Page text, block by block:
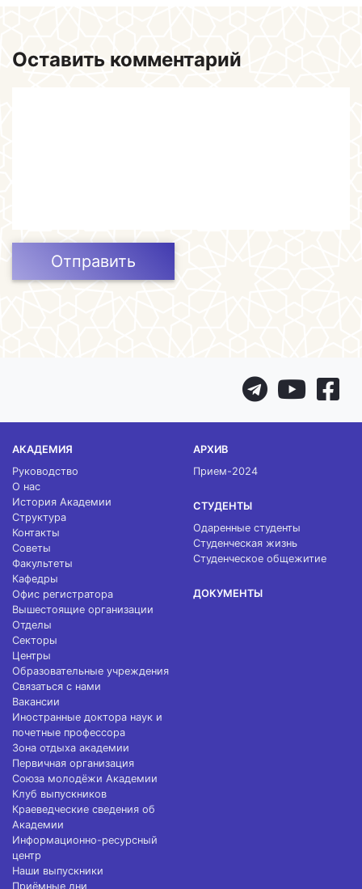
Оставить комментарий
Отправить
АКАДЕМИЯ
Руководство
О нас
История Академии
Структура
Контакты
Советы
Факультеты
Кафедры
Офис регистратора
Вышестоящие организации
Отделы
Секторы
Центры
Образовательные учреждения
Связаться с нами
Вакансии
Иностранные доктора наук и
почетные профессора
Зона отдыха академии
Первичная организация
Союза молодёжи Академии
Клуб выпускников
Краеведческие сведения об
Академии
Информационно-ресурсный
центр
Наши выпускники
Приёмные дни
АРХИВ
Прием-2024
СТУДЕНТЫ
Одаренные студенты
Студенческая жизнь
Студенческое общежитие
ДОКУМЕНТЫ